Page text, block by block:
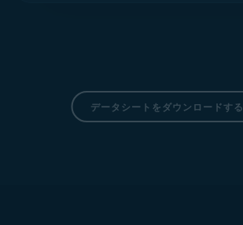
データシートをダウンロードする